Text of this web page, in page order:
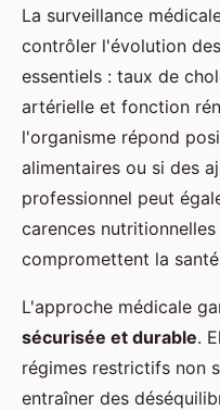
La surveillance
contrôler l'évolution
essentiels : taux de
artérielle et fonction
l'organisme répond
alimentaires ou si des
professionnel peut
carences
compromettent la
L'approche médicale
sécurisée et durable.
régimes restrictifs non
entraîner des